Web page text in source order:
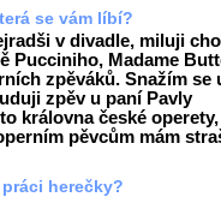
se vám líbí?
v divadle, miluji
Pucciniho, Madame
zpěváků. Snažím se
zpěv u paní Pavly
královna české operety,
pěvcům mám
herečky?